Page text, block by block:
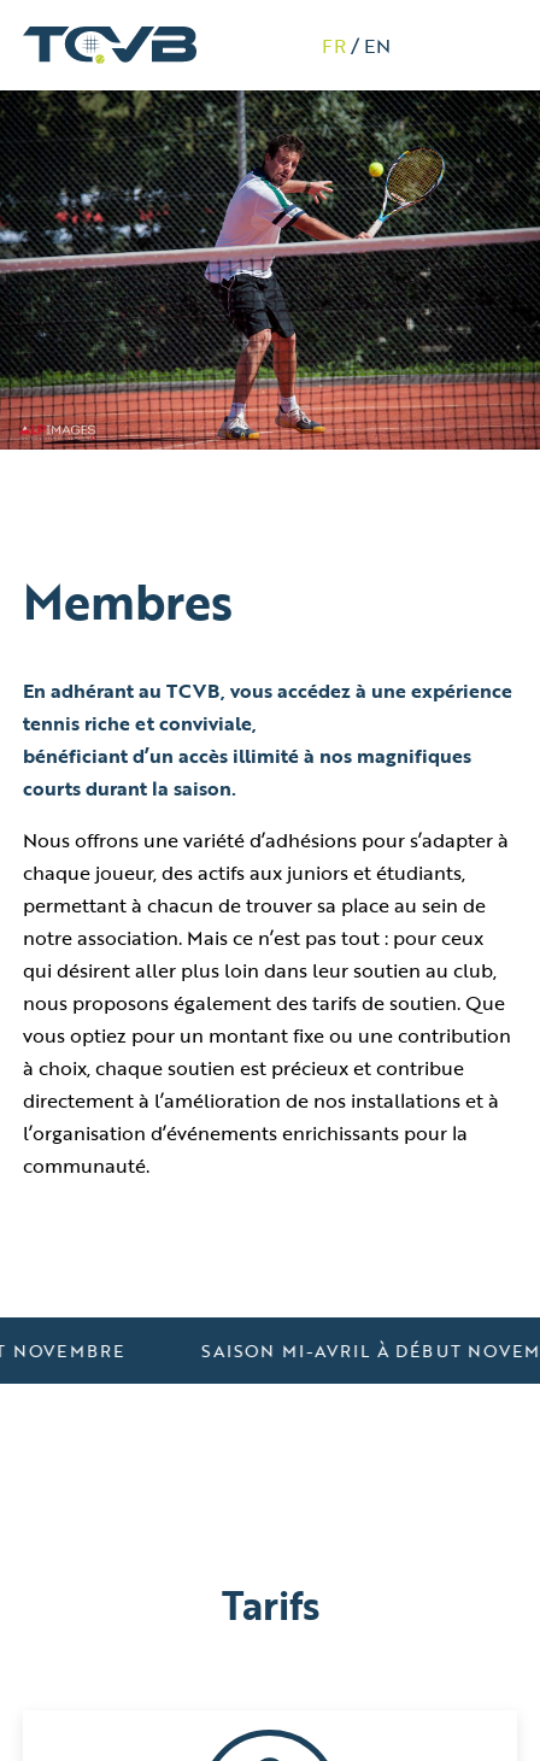
FR/EN
Membres
En adhérant au TCVB, vous accédez à une expérience
tennis riche et conviviale,
bénéficiant d’un accès illimité à nos magnifiques
courts durant la saison.
Nous offrons une variété d’adhésions pour s’adapter à
chaque joueur, des actifs aux juniors et étudiants,
permettant à chacun de trouver sa place au sein de
notre association. Mais ce n’est pas tout : pour ceux
qui désirent aller plus loin dans leur soutien au club,
nous proposons également des tarifs de soutien. Que
vous optiez pour un montant fixe ou une contribution
à choix, chaque soutien est précieux et contribue
directement à l’amélioration de nos installations et à
l’organisation d’événements enrichissants pour la
communauté.
SAISON MI-AVRIL À DÉBUT
Tarifs